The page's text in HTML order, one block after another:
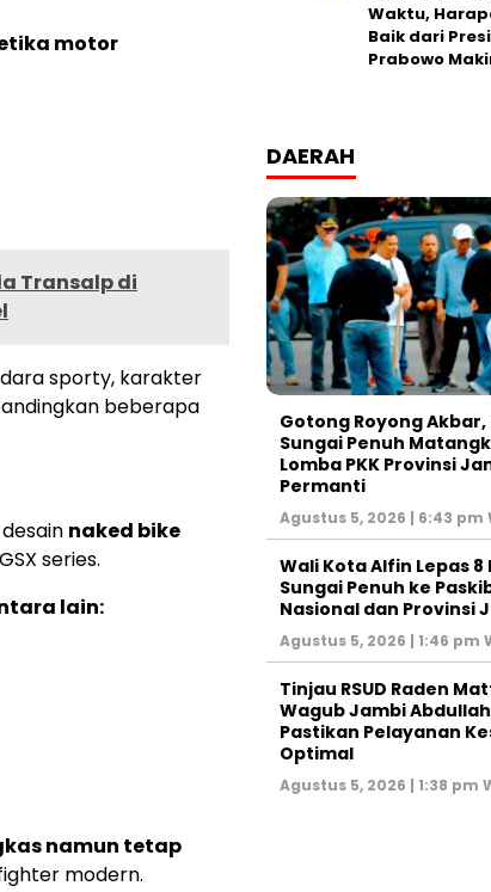
motor
Transalp di
sporty, karakter
beberapa
naked bike
series.
lain:
namun tetap
modern.
Waktu,
Baik dari
Prabowo
DAERAH
Gotong Royong
Sungai Penuh
Lomba PKK Provinsi
Permanti
Agustus 5, 2026 | 6:43 pm
Wali Kota Alfin Lepas 8
Sungai Penuh ke
Nasional dan Provinsi
Agustus 5, 2026 | 1:46 pm
Tinjau RSUD Raden
Wagub Jambi
Pastikan Pelayanan
Optimal
Agustus 5, 2026 | 1:38 pm